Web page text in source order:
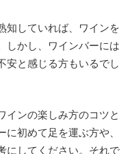
知していれば、ワインを
しかし、ワインバーには
安と感じる方もいるでし
インの楽しみ方のコツと
初めて足を運ぶ方や、
にしてください。それで